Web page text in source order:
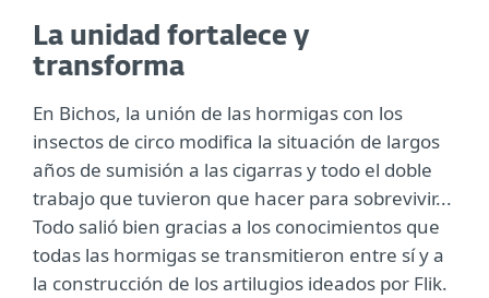
La unidad fortalece y
transforma
En Bichos, la unión de las hormigas con los
insectos de circo modifica la situación de largos
años de sumisión a las cigarras y todo el doble
trabajo que tuvieron que hacer para sobrevivir...
Todo salió bien gracias a los conocimientos que
todas las hormigas se transmitieron entre sí y a
la construcción de los artilugios ideados por Flik.